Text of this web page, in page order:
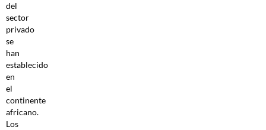
del
sector
privado
se
han
establecido
en
el
continente
africano.
Los